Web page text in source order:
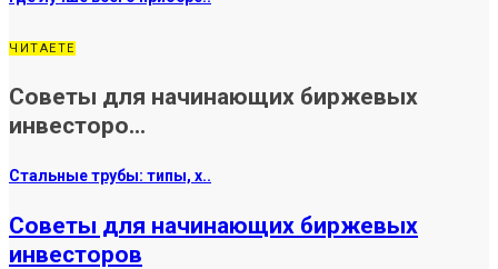
ЧИТАЕТЕ
Советы для начинающих биржевых
инвесторо...
Стальные трубы: типы, х..
Советы для начинающих биржевых
инвесторов